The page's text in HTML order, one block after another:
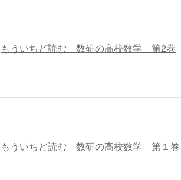
もういちど読む 数研の高校数学 第2巻
もういちど読む 数研の高校数学 第１巻